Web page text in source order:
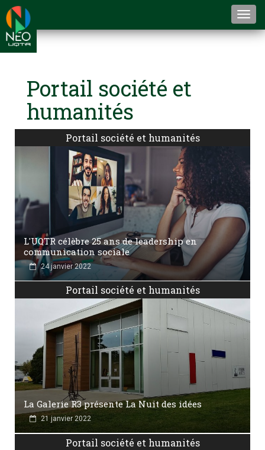
Portail société et
humanités
Portail société et humanités
L'UQTR célèbre 25 ans de leadership en
communication sociale
24 janvier 2022
Portail société et humanités
La Galerie R3 présente La Nuit des idées
21 janvier 2022
Portail société et humanités